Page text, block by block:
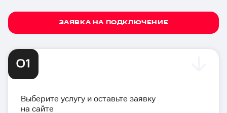
ЗАЯВКА НА ПОДКЛЮЧЕНИЕ
Выберите услугу и оставьте заявку
на сайте